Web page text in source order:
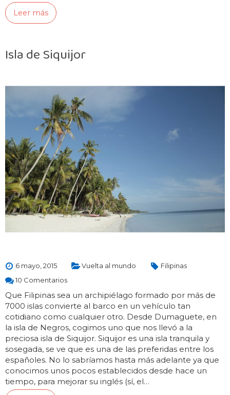
Leer más
Isla de Siquijor
6 mayo, 2015 Vuelta al mundo
Filipinas
10 Comentarios
Que Filipinas sea un archipiélago formado por más de
7000 islas convierte al barco en un vehículo tan
cotidiano como cualquier otro. Desde Dumaguete, en
la isla de Negros, cogimos uno que nos llevó a la
preciosa isla de Siquijor. Siquijor es una isla tranquila y
sosegada, se ve que es una de las preferidas entre los
españoles. No lo sabríamos hasta más adelante ya que
conocimos unos pocos establecidos desde hace un
tiempo, para mejorar su inglés (sí, el…